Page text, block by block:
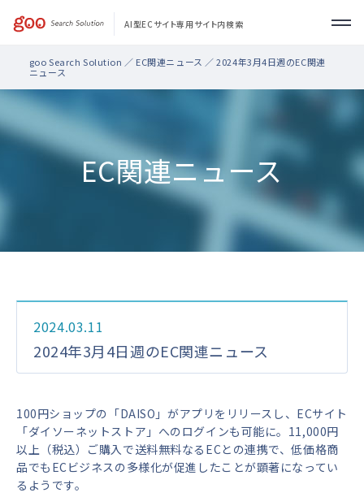
AI型ECサイト専用サイト内検索
製品・機能
サポート
お問い合わせ
goo Search Solution ／ EC関連ニュース ／ 2024年3月4日週のEC関連
ニュース
EC関連ニュース
2024.03.11
2024年3月4日週のEC関連ニュース
100円ショップの「DAISO」がアプリをリリースし、ECサイト
「ダイソーネットストア」へのログインも可能に。11,000円
以上（税込）ご購入で送料無料なるECとの連携で、低価格商
品でもECビジネスの多様化が促進したことが顕著になってい
るようです。